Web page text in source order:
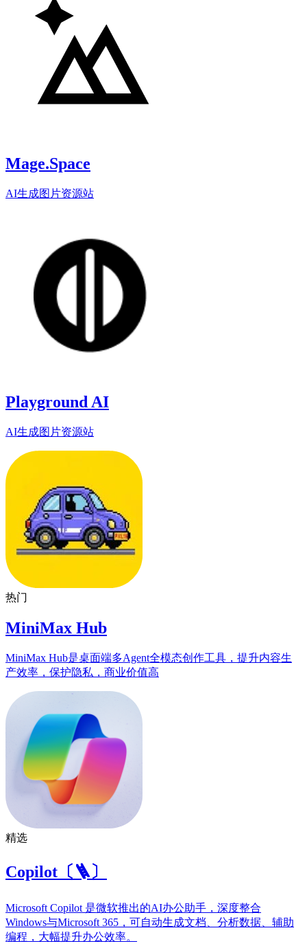
Mage.Space
AI生成图片资源站
Playground AI
AI生成图片资源站
热门
MiniMax Hub
MiniMax Hub是桌面端多Agent全模态创作工具，提升内容生
产效率，保护隐私，商业价值高
精选
Copilot〔🪜〕
Microsoft Copilot 是微软推出的AI办公助手，深度整合
Windows与Microsoft 365，可自动生成文档、分析数据、辅助
编程，大幅提升办公效率。